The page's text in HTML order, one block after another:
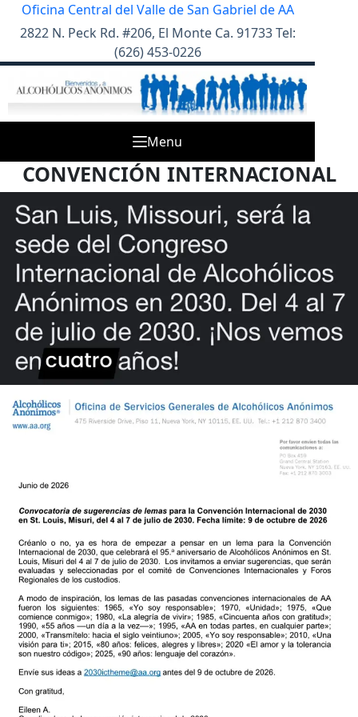
SkipOficina Central del Valle de San Gabriel de AA
2822 N. Peck Rd. #206, El Monte Ca. 91733 Tel:
(626) 453-0226
Menu
CONVENCIÓN INTERNACIONAL